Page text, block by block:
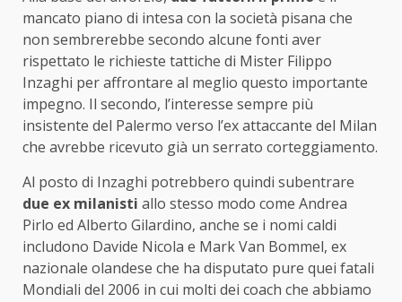
mancato piano di intesa con la società pisana che
non sembrerebbe secondo alcune fonti aver
rispettato le richieste tattiche di Mister Filippo
Inzaghi per affrontare al meglio questo importante
impegno. Il secondo, l’interesse sempre più
insistente del Palermo verso l’ex attaccante del Milan
che avrebbe ricevuto già un serrato corteggiamento.
Al posto di Inzaghi potrebbero quindi subentrare
due ex milanisti allo stesso modo come Andrea
Pirlo ed Alberto Gilardino, anche se i nomi caldi
includono Davide Nicola e Mark Van Bommel, ex
nazionale olandese che ha disputato pure quei fatali
Mondiali del 2006 in cui molti dei coach che abbiamo